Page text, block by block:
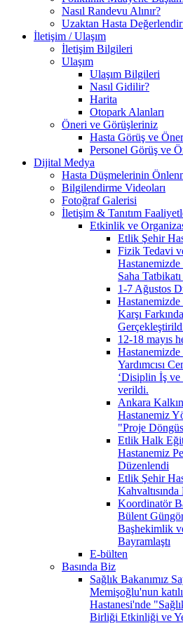
Nasıl Randevu Alınır?
Uzaktan Hasta
İletişim / Ulaşım
İletişim Bilgileri
Ulaşım
Ulaşım Bilgileri
Nasıl Gidilir?
Harita
Otopark Alanları
Öneri ve Görüşleriniz
Hasta Görüş ve
Personel Görüş ve
Dijital Medya
Hasta Düşmelerinin
Bilgilendirme Videoları
Fotoğraf Galerisi
İletişim & Tanıtım
Etkinlik ve
Etlik Şehir
Fizik Tedavi
Saha
1-7 Ağustos
Karşı
12-18 mayıs
Yardımcısı
‘Disiplin İş ve
verildi.
Ankara
Hastanemiz
"Proje
Etlik Halk
Hastanemiz
Düzenlendi
Etlik Şehir
Koordinatör
Bülent
Başhekimlik
Bayramlaştı
E-bülten
Basında Biz
Sağlık Bakanımız
Memişoğlu'nun
Hastanesi'nde
Birliği Etkinliği ve